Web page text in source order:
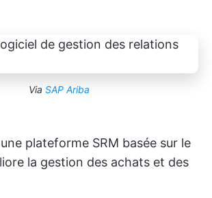
Via SAP Ariba
plateforme SRM basée sur le
la gestion des achats et des